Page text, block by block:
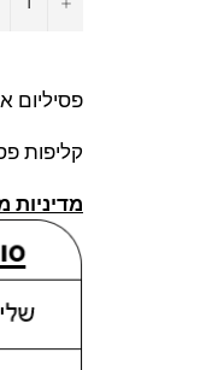
פסיליום אורגני - 335
קליפות
מדיניות